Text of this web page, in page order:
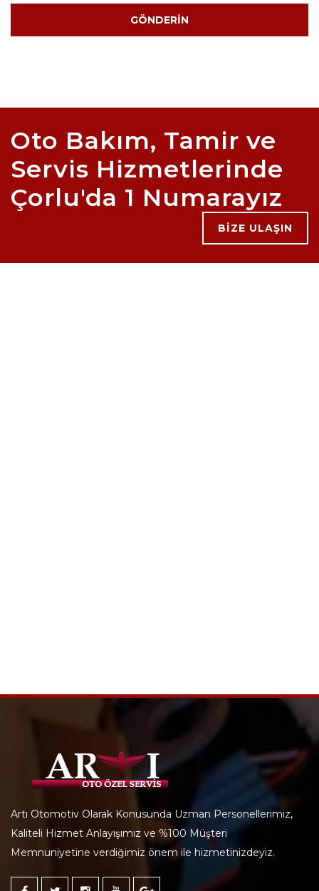
GÖNDERIN
Oto Bakım, Tamir ve
Servis Hizmetlerinde
Çorlu'da 1 Numarayız
BIZE ULAŞIN
Artı Otomotiv Olarak Konusunda Uzman Personellerimiz,
Kaliteli Hizmet Anlayışımız ve %100 Müşteri
Memnuniyetine verdiğimiz önem ile hizmetinizdeyiz.